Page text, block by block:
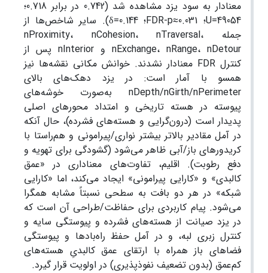
معنادار به سود یزد مشاهده شد (0.742 در برابر 0.718؛
U=49054؛ FDR-p≈0.031؛ δ=0.144). سایر شاخص‌ها از
جمله nProximity، nCohesion، nTraversal،
nExchange، nRange، nDetour و nInterior پس از
کنترل FDR معنادار نشدند. خوانش مکانی نقشه‌ها نیز
همسو با آمار است: در یزد دهک‌های بالای
nDepth/nGirth/nPerimeter به‌صورت خوشه‌های
پیوسته در هسته تاریخی و امتداد محورهای اصلی
پدیدار است (درون‌گرایی و هسته‌های فشرده)، حال آنکه
در آمل مقادیر بالاتر بیشتر نواری/پیرامونی و هم‌راستا با
کریدورهای باز/آبی ظاهر می‌شود (گشودگی برای تهویه و
دفع رطوبت). اقلیم، تفاوت‌های معناداری در «عمق
کالبدی» و «کارایی پیرامونی» ایجاد می‌کند، اما «کارایی
شبکه» در هر دو بافت به سطحی نسبتاً مشابه همگرا
می‌شود. پیام کاربردی برای حفاظت/طراحی آن است که
در یزد صیانت از هسته‌های فشرده و پیوستگی سایه و
کنترل زبری لبه، و در آمل حفظ راه‌بادها و پیوستگی
فضاهای باز همراه با ارتقای عمق کالبدیِ هسته‌های
کم‌عمق (بدون تضعیف نفوذپذیری) در اولویت قرار گیرد.